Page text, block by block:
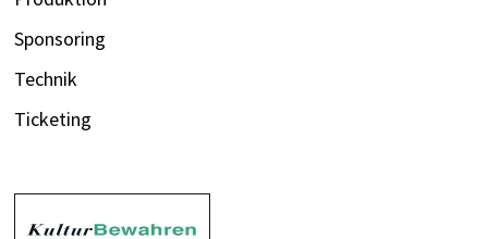
Sponsoring
Technik
Ticketing